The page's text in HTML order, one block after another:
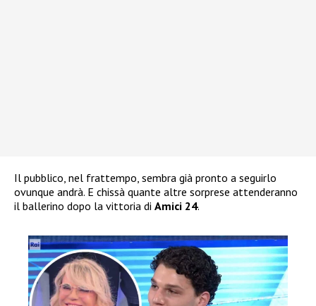
Il pubblico, nel frattempo, sembra già pronto a seguirlo
ovunque andrà. E chissà quante altre sorprese attenderanno
il ballerino dopo la vittoria di Amici 24.